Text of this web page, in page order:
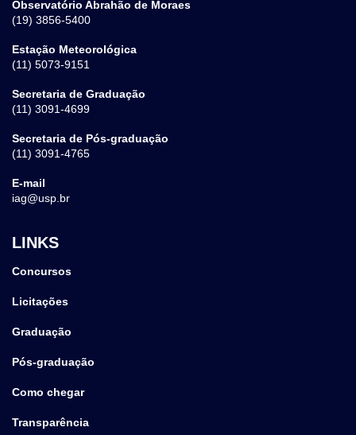
Observatório Abrahão de Moraes
(19) 3856-5400
Estação Meteorológica
(11) 5073-9151
Secretaria de Graduação
(11) 3091-4699
Secretaria de Pós-graduação
(11) 3091-4765
E-mail
iag@usp.br
LINKS
Concursos
Licitações
Graduação
Pós-graduação
Como chegar
Transparência